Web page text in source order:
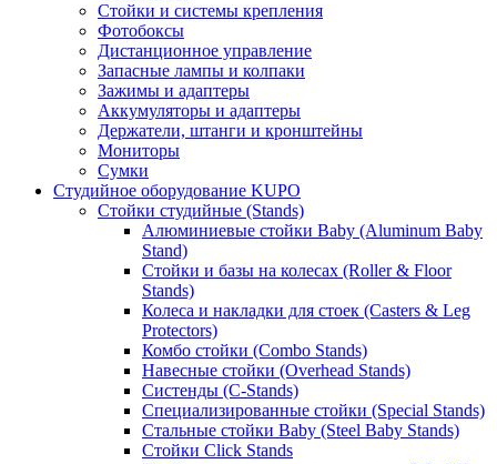
Стойки и системы крепления
Фотобоксы
Дистанционное управление
Запасные лампы и колпаки
Зажимы и адаптеры
Аккумуляторы и адаптеры
Держатели, штанги и кронштейны
Мониторы
Сумки
Студийное оборудование KUPO
Стойки студийные (Stands)
Алюминиевые стойки Baby (Aluminum Baby
Stand)
Стойки и базы на колесах (Roller & Floor
Stands)
Колеса и накладки для стоек (Casters & Leg
Protectors)
Комбо стойки (Combo Stands)
Навесные стойки (Overhead Stands)
Систенды (C-Stands)
Специализированные стойки (Special Stands)
Стальные стойки Baby (Steel Baby Stands)
Стойки Click Stands